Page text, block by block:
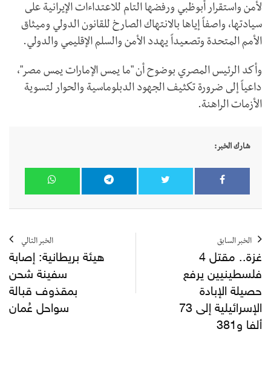
لأمن واستقرار أبوظبي ورفضها التام للاعتداءات الإيرانية على
سيادتها، واصفاً إياها بالانتهاك الصارخ للقانون الدولي وميثاق
الأمم المتحدة وتصعيداً يهدد الأمن والسلم الإقليمي والدولي.
وأكد الرئيس المصري بوضوح أن "ما يمس الإمارات يمس مصر"،
داعياً إلى ضرورة تكثيف الجهود الدبلوماسية والحوار لتسوية
الأزمات الراهنة.
شارك الخبر:
الخبر السابق
غزة.. مقتل 4
فلسطينيين يرفع
حصيلة الإبادة
الإسرائيلية إلى 73
ألفا و381
الخبر التالي
هيئة بريطانية: إصابة
سفينة شحن
بمقذوف قبالة
سواحل عُمان